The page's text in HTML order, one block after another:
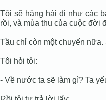
Tôi sẽ hăng hái đi như các
rồi, và mùa thu của cuộc đời
Tầu chỉ còn một chuyến
Tôi hỏi tôi:
- Về nước ta sẽ làm gì? Ta